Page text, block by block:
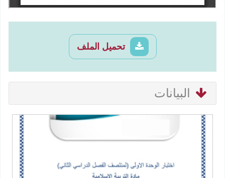
تحميل الملف
البيانات